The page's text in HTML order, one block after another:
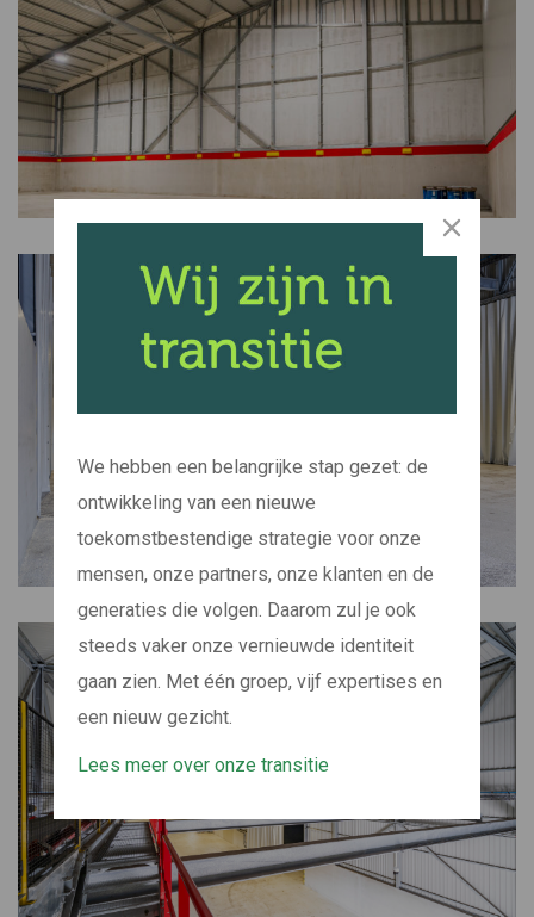
We hebben een belangrijke stap gezet: de
ontwikkeling van een nieuwe
toekomstbestendige strategie voor onze
mensen, onze partners, onze klanten en de
generaties die volgen. Daarom zul je ook
steeds vaker onze vernieuwde identiteit
gaan zien. Met één groep, vijf expertises en
een nieuw gezicht.
Lees meer over onze transitie